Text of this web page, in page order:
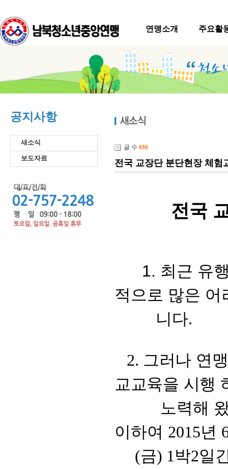
연맹소개 주요활
공지사항
새소식
보도자료
글 수 898
전국 교장단 분단현장 체험
전국
1. 최근 유행
적으로 많은 어
니다.
2. 그러나 연
교교육을 시행
노력해 왔
이하여 2015년
(금) 1 박2일